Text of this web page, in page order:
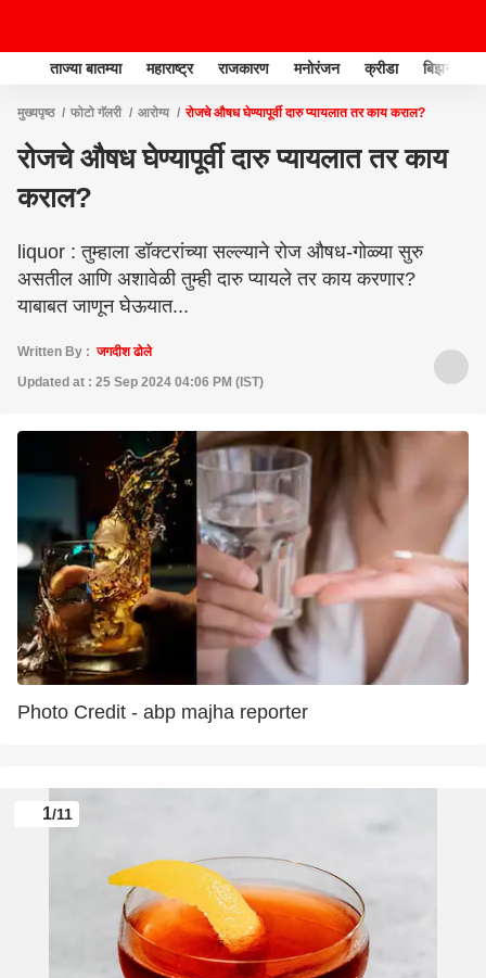
ताज्या बातम्या महाराष्ट्र राजकारण मनोरंजन क्रीडा बिझनेस
मुख्यपृष्ठ फोटो गॅलरी आरोग्य रोजचे औषध घेण्यापूर्वी दारु प्यायलात तर काय कराल?
रोजचे औषध घेण्यापूर्वी दारु प्यायलात तर काय
कराल?
liquor : तुम्हाला डॉक्टरांच्या सल्ल्याने रोज औषध-गोळ्या सुरु
असतील आणि अशावेळी तुम्ही दारु प्यायले तर काय करणार?
याबाबत जाणून घेऊयात...
Written By :जगदीश ढोले
Updated at : 25 Sep 2024 04:06 PM (IST)
Photo Credit - abp majha reporter
1/11